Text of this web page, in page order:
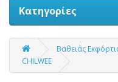
Κατηγορίες
Βαθειάς
CHILWEE